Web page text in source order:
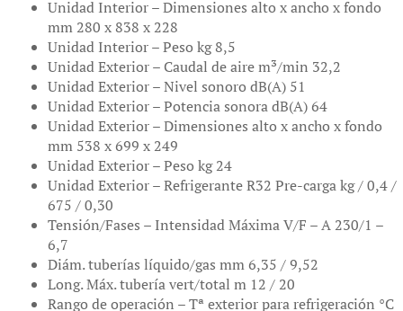
Unidad Interior – Dimensiones alto x ancho x fondo
mm 280 x 838 x 228
Unidad Interior – Peso kg 8,5
Unidad Exterior – Caudal de aire m³/min 32,2
Unidad Exterior – Nivel sonoro dB(A) 51
Unidad Exterior – Potencia sonora dB(A) 64
Unidad Exterior – Dimensiones alto x ancho x fondo
mm 538 x 699 x 249
Unidad Exterior – Peso kg 24
Unidad Exterior – Refrigerante R32 Pre-carga kg / 0,4 /
675 / 0,30
Tensión/Fases – Intensidad Máxima V/F – A 230/1 –
6,7
Diám. tuberías líquido/gas mm 6,35 / 9,52
Long. Máx. tubería vert/total m 12 / 20
Rango de operación – Tª exterior para refrigeración °C